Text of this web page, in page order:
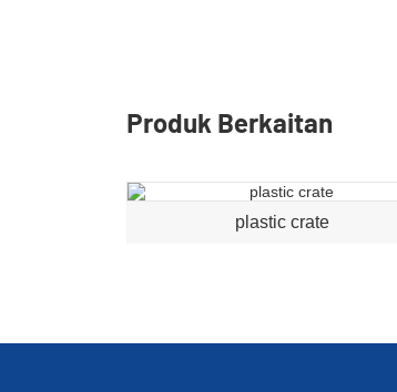
Produk Berkaitan
plastic crate